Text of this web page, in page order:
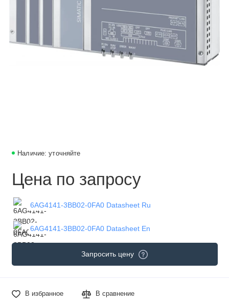
Наличие: уточняйте
Цена по запросу
6AG4141-3BB02-0FA0 Datasheet Ru
6AG4141-3BB02-0FA0 Datasheet En
Запросить цену
В избранное В сравнение